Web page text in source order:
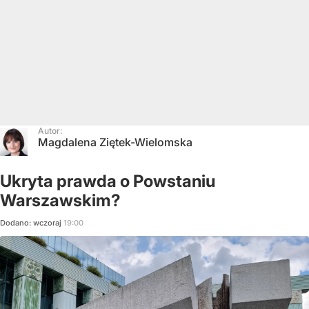
Autor:
Magdalena Ziętek-Wielomska
Ukryta prawda o Powstaniu
Warszawskim?
Dodano: wczoraj 19:00